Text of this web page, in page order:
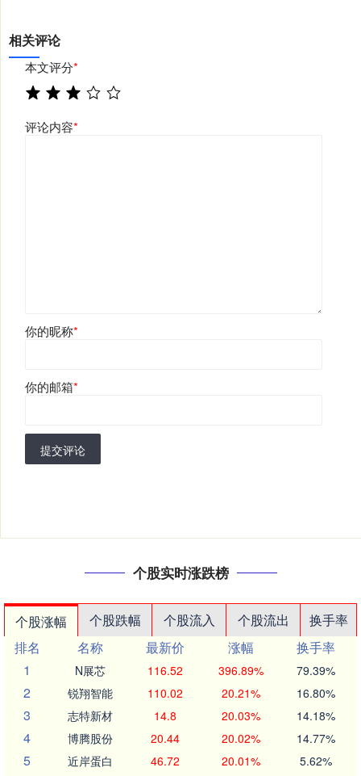
相关评论
本文评分*
评论内容*
你的昵称*
你的邮箱*
提交评论
个股实时涨跌榜
个股涨幅 个股跌幅 个股流入 个股流出
换手率
排名
名称 最新价 涨幅
换手率
1
N展芯 116.52 396.89% 79.39%
2 锐翔智能 110.02 20.21% 16.80%
3 志特新材 14.8 20.03% 14.18%
4 博腾股份 20.44 20.02% 14.77%
5 近岸蛋白 46.72 20.01% 5.62%